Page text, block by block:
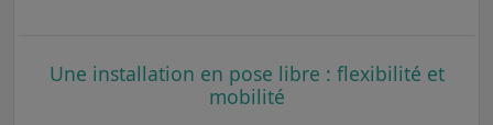
Une installation en pose libre : flexibilité et
mobilité